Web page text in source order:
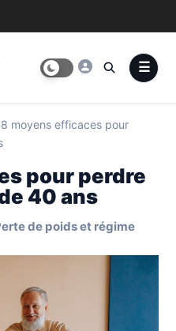
8 moyens efficaces pour
pour perdre
40 ans
de poids et régime